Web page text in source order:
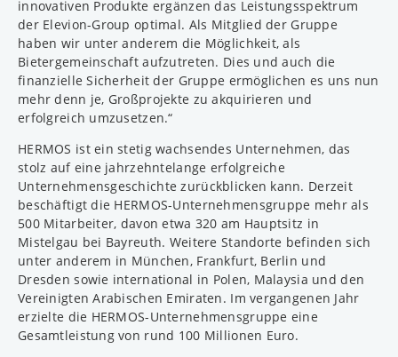
innovativen Produkte ergänzen das Leistungsspektrum
der Elevion-Group optimal. Als Mitglied der Gruppe
haben wir unter anderem die Möglichkeit, als
Bietergemeinschaft aufzutreten. Dies und auch die
finanzielle Sicherheit der Gruppe ermöglichen es uns nun
mehr denn je, Großprojekte zu akquirieren und
erfolgreich umzusetzen.“
HERMOS ist ein stetig wachsendes Unternehmen, das
stolz auf eine jahrzehntelange erfolgreiche
Unternehmensgeschichte zurückblicken kann. Derzeit
beschäftigt die HERMOS-Unternehmensgruppe mehr als
500 Mitarbeiter, davon etwa 320 am Hauptsitz in
Mistelgau bei Bayreuth. Weitere Standorte befinden sich
unter anderem in München, Frankfurt, Berlin und
Dresden sowie international in Polen, Malaysia und den
Vereinigten Arabischen Emiraten. Im vergangenen Jahr
erzielte die HERMOS-Unternehmensgruppe eine
Gesamtleistung von rund 100 Millionen Euro.